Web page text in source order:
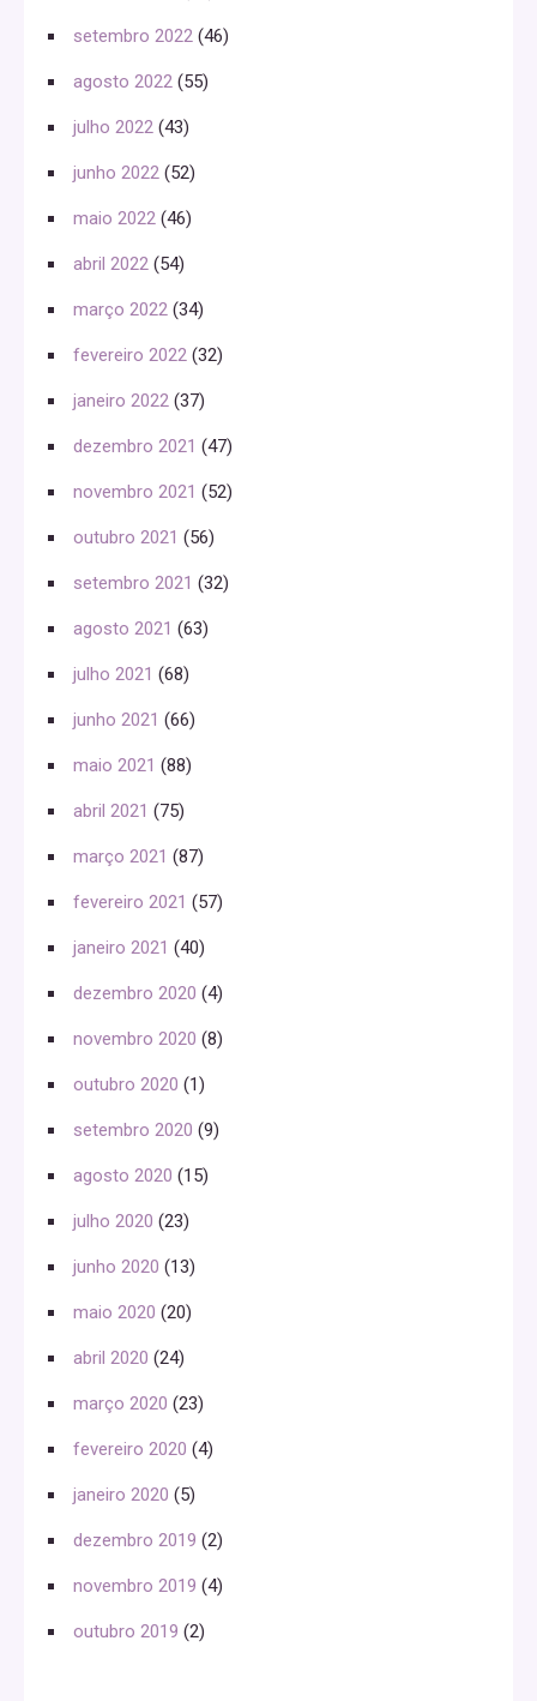
setembro 2022 (46)
agosto 2022 (55)
julho 2022 (43)
junho 2022 (52)
maio 2022 (46)
abril 2022 (54)
março 2022 (34)
fevereiro 2022 (32)
janeiro 2022 (37)
dezembro 2021 (47)
novembro 2021 (52)
outubro 2021 (56)
setembro 2021 (32)
agosto 2021 (63)
julho 2021 (68)
junho 2021 (66)
maio 2021 (88)
abril 2021 (75)
março 2021 (87)
fevereiro 2021 (57)
janeiro 2021 (40)
dezembro 2020 (4)
novembro 2020 (8)
outubro 2020 (1)
setembro 2020 (9)
agosto 2020 (15)
julho 2020 (23)
junho 2020 (13)
maio 2020 (20)
abril 2020 (24)
março 2020 (23)
fevereiro 2020 (4)
janeiro 2020 (5)
dezembro 2019 (2)
novembro 2019 (4)
outubro 2019 (2)